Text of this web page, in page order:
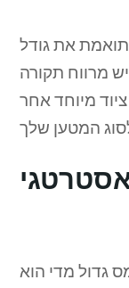
את גודל
מרווח תקורה
מיוחד אחר
גדול מדי הוא